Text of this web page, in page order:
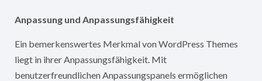
Anpassung und Anpassungsfähigkeit
Ein bemerkenswertes Merkmal von WordPress Themes
liegt in ihrer Anpassungsfähigkeit. Mit
benutzerfreundlichen Anpassungspanels ermöglichen